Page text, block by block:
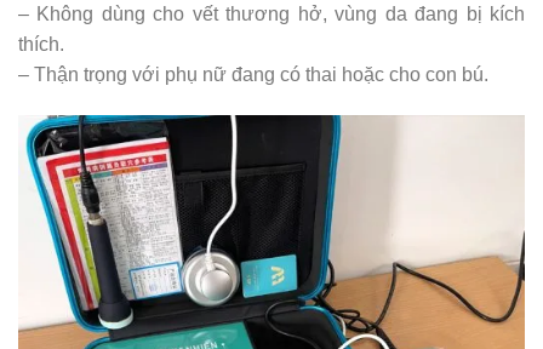
– Không dùng cho vết thương hở, vùng da đang bị kích
thích.
– Thận trọng với phụ nữ đang có thai hoặc cho con bú.